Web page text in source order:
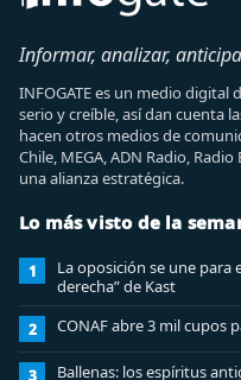
Informar, analizar,
INFOGATE es un medio
serio y creíble, así dan cuenta
hacen otros medios de
Chile, MEGA, ADN Radio,
una alianza estratégica.
Lo más visto de la
1
La oposición se une
derecha” de Kast
2 CONAF abre 3 mil cupos
3 Ballenas: los espíritus